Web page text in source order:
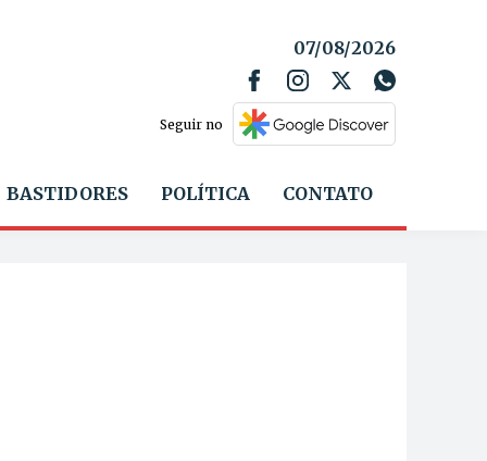
07/08/2026
Seguir no
BASTIDORES POLÍTICA CONTATO